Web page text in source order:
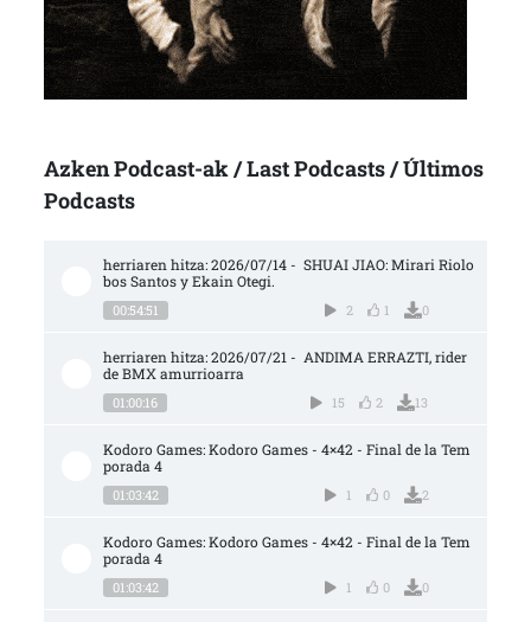
Azken Podcast-ak / Last Podcasts / Últimos
Podcasts
herriaren hitza: 2026/07/14 -  SHUAI JIAO: Mirari Riolo
bos Santos y Ekain Otegi.
00:54:51 2 1 0
herriaren hitza: 2026/07/21 -  ANDIMA ERRAZTI, rider
de BMX amurrioarra
01:00:16 15 2 13
Kodoro Games: Kodoro Games - 4×42 - Final de la Tem
porada 4
01:03:42 1 0 2
Kodoro Games: Kodoro Games - 4×42 - Final de la Tem
porada 4
01:03:42 1 0 0